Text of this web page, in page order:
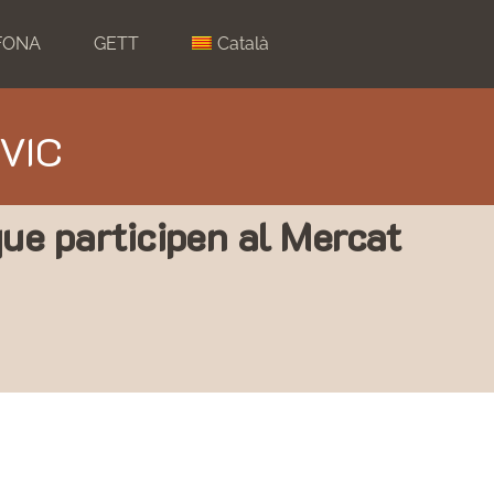
GETT Català
participen al Mercat